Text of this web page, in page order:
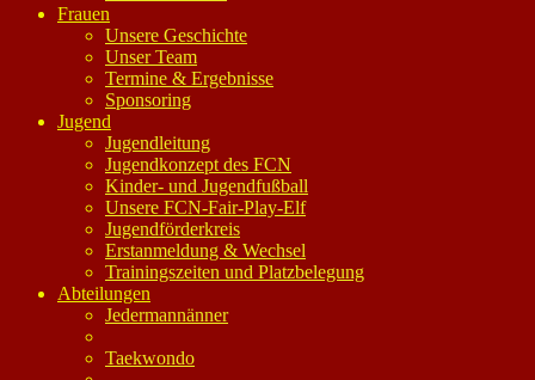
Frauen
Unsere Geschichte
Unser Team
Termine & Ergebnisse
Sponsoring
Jugend
Jugendleitung
Jugendkonzept des FCN
Kinder- und Jugendfußball
Unsere FCN-Fair-Play-Elf
Jugendförderkreis
Erstanmeldung & Wechsel
Trainingszeiten und Platzbelegung
Abteilungen
Jedermannänner
Taekwondo